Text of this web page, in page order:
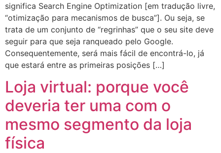
significa Search Engine Optimization [em tradução livre,
“otimização para mecanismos de busca”]. Ou seja, se
trata de um conjunto de “regrinhas” que o seu site deve
seguir para que seja ranqueado pelo Google.
Consequentemente, será mais fácil de encontrá-lo, já
que estará entre as primeiras posições […]
Loja virtual: porque você
deveria ter uma com o
mesmo segmento da loja
física